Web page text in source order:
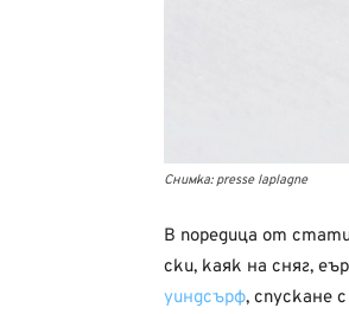
Снимка: presse laplagne
В поредица от
ски, каяк на сняг,
уиндсърф, спускане